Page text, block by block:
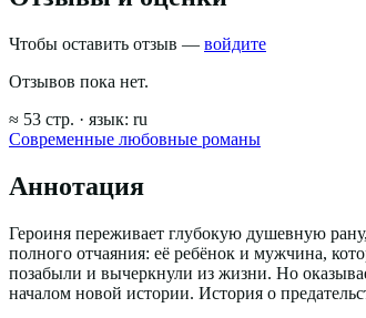
Чтобы оставить отзыв — войдите
Отзывов пока нет.
≈ 53 стр. · язык: ru
Современные любовные романы
Аннотация
Героиня переживает глубокую душевную
полного отчаяния: её ребёнок и мужчина,
позабыли и вычеркнули из жизни. Но
началом новой истории. История о